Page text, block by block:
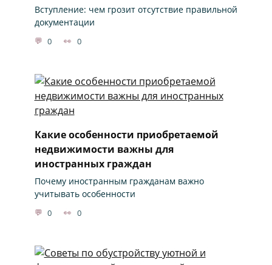
Вступление: чем грозит отсутствие правильной
документации
0 0
Какие особенности приобретаемой
недвижимости важны для
иностранных граждан
Почему иностранным гражданам важно
учитывать особенности
0 0